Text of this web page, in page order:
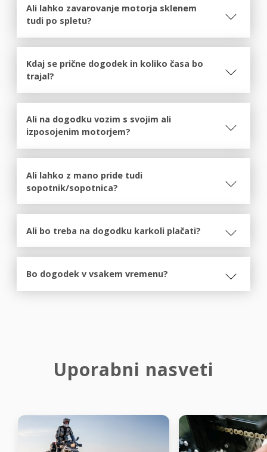
Ali lahko zavarovanje motorja sklenem
tudi po spletu?
Kdaj se prične dogodek in koliko časa bo
trajal?
Ali na dogodku vozim s svojim ali
izposojenim motorjem?
Ali lahko z mano pride tudi
sopotnik/sopotnica?
Ali bo treba na dogodku karkoli plačati?
Bo dogodek v vsakem vremenu?
Uporabni nasveti